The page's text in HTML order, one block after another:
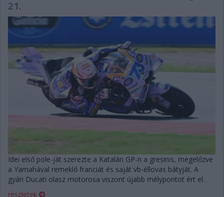
21.
Idei első pole-ját szerezte a Katalán GP-n a gresinis, megelőzve
a Yamahával remeklő franciát és saját vb-éllovas bátyját. A
gyári Ducati olasz motorosa viszont újabb mélypontot ért el.
részletek